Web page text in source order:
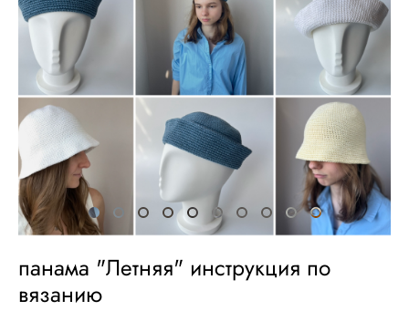
панама "Летняя" инструкция по
вязанию